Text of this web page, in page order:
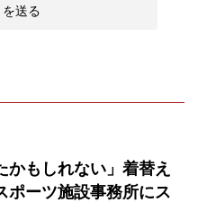
かもしれない」着替え
ポーツ施設事務所にス